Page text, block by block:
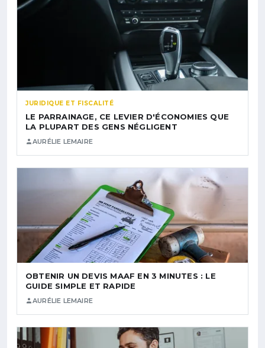
JURIDIQUE ET FISCALITÉ
LE PARRAINAGE, CE LEVIER D'ÉCONOMIES QUE
LA PLUPART DES GENS NÉGLIGENT
AURÉLIE LEMAIRE
OBTENIR UN DEVIS MAAF EN 3 MINUTES : LE
GUIDE SIMPLE ET RAPIDE
AURÉLIE LEMAIRE